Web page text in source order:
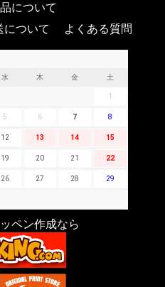
について
について
よくある質問
水 木 金 土
1
5 6 7 8
12 13 14 15
19 20 21 22
26 27 28 29
ペン作成なら